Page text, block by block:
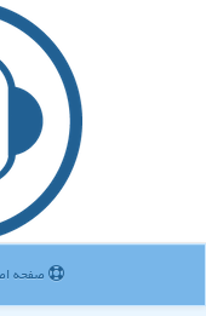
صفحه